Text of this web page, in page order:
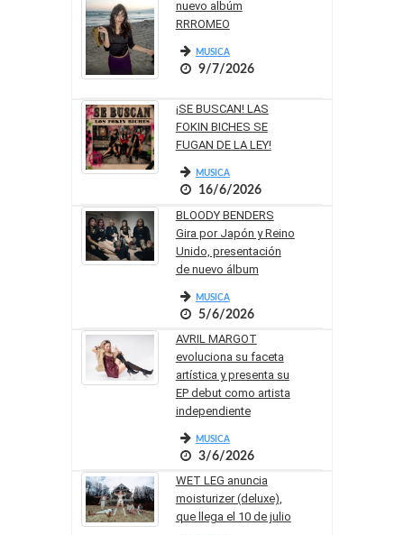
nuevo albúm
RRROMEO
MUSICA
9/7/2026
¡SE BUSCAN! LAS
FOKIN BICHES SE
FUGAN DE LA LEY!
MUSICA
16/6/2026
BLOODY BENDERS
Gira por Japón y Reino
Unido, presentación
de nuevo álbum
MUSICA
5/6/2026
AVRIL MARGOT
evoluciona su faceta
artística y presenta su
EP debut como artista
independiente
MUSICA
3/6/2026
WET LEG anuncia
moisturizer (deluxe),
que llega el 10 de julio